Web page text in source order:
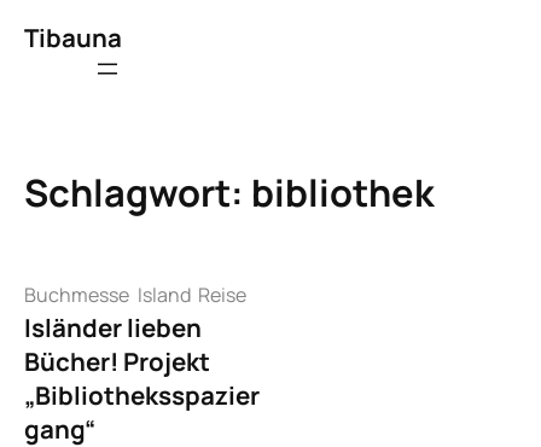
Inhalt
Tibauna
Schlagwort: bibliothek
Buchmesse Island Reise
Isländer lieben
Bücher! Projekt
„Bibliotheksspazier
gang“